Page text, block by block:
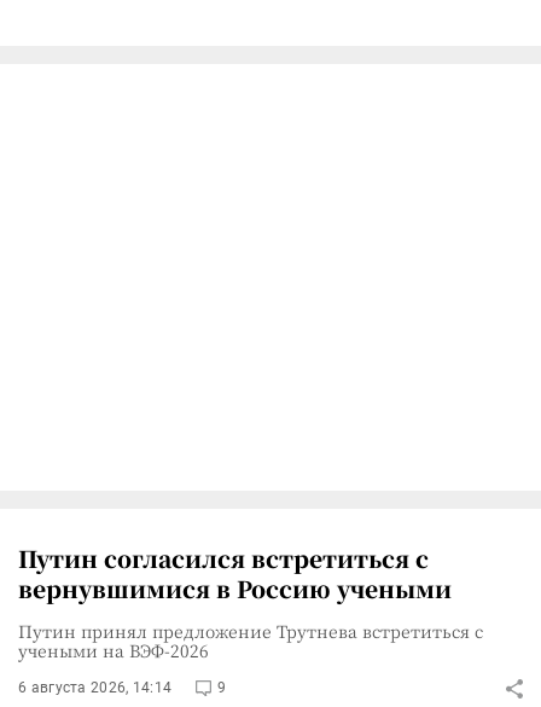
Путин согласился встретиться с
вернувшимися в Россию учеными
Путин принял предложение Трутнева встретиться с
учеными на ВЭФ-2026
6 августа 2026, 14:14 9